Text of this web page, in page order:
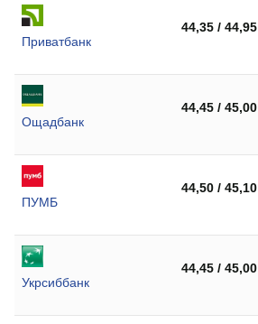
Приватбанк
44,35 / 44,95
Ощадбанк
44,45 / 45,00
ПУМБ
44,50 / 45,10
Укрсиббанк
44,45 / 45,00